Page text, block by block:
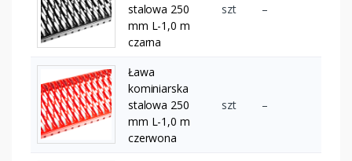
stalowa 250
mm L-1,0 m
czarna
szt –
Ława
kominiarska
stalowa 250
mm L-1,0 m
czerwona
szt –